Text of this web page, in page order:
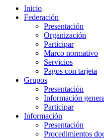
Inicio
Federación
Presentación
Organización
Participar
Marco normativo
Servicios
Pagos con tarjeta
Grupos
Presentación
Información
Participar
Información
Presentación
Procedimientos